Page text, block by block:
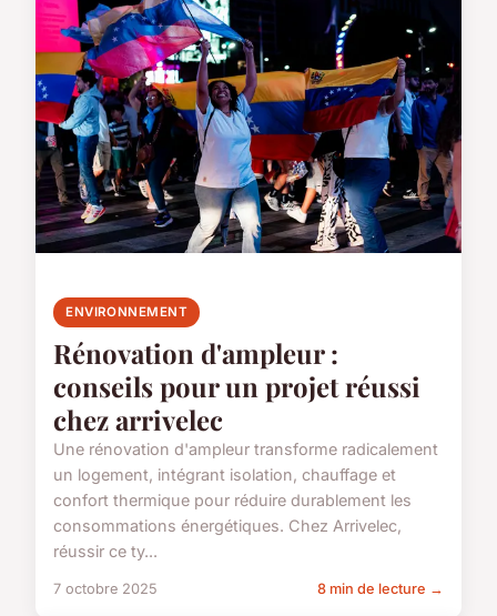
ENVIRONNEMENT
Rénovation d'ampleur :
conseils pour un projet réussi
chez arrivelec
Une rénovation d'ampleur transforme radicalement
un logement, intégrant isolation, chauffage et
confort thermique pour réduire durablement les
consommations énergétiques. Chez Arrivelec,
réussir ce ty...
7 octobre 2025 8 min de lecture →